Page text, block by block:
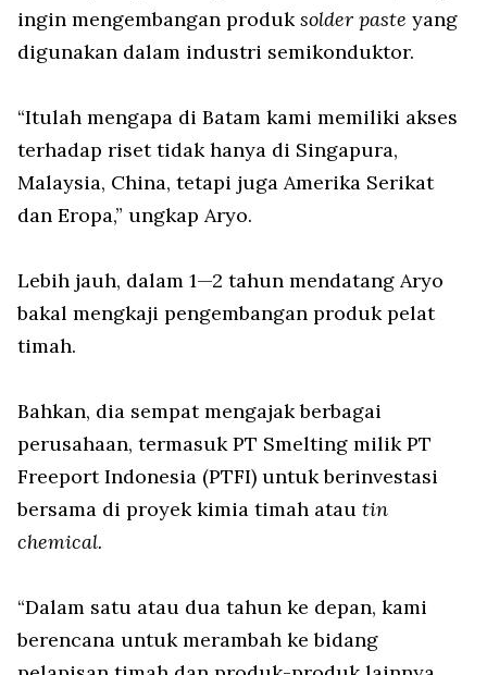
ingin mengembangan produksolder paste yang
digunakan dalam industri semikonduktor.
“Itulah mengapa di Batam kami memiliki akses
terhadap riset tidak hanya di Singapura,
Malaysia, China, tetapi juga Amerika Serikat
dan Eropa,” ungkap Aryo.
Lebih jauh, dalam 1—2 tahun mendatang Aryo
bakal mengkaji pengembangan produk pelat
timah.
Bahkan, dia sempat mengajak berbagai
perusahaan, termasuk PT Smelting milik PT
Freeport Indonesia (PTFI) untuk berinvestasi
bersama di proyek kimia timah atau tin
chemical.
“Dalam satu atau dua tahun ke depan, kami
berencana untuk merambah ke bidang